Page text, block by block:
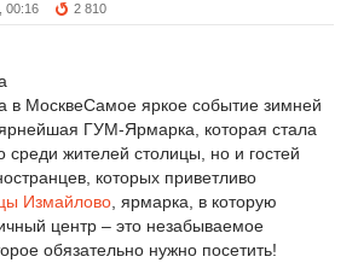
00:16 2 810
в МосквеСамое яркое событие зимней
ГУМ-Ярмарка, которая стала
среди жителей столицы, но и гостей
которых приветливо
Измaйлoвo , ярмарка, в которую
центр – это незабываемое
обязательно нужно посетить!